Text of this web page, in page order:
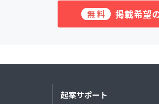
無料 掲載希望
起案サポート